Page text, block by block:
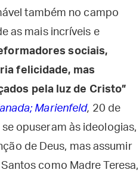
também no campo
as mais incríveis e
sociais,
felicidade, mas
pela luz de Cristo”
Marienfeld, 20 de
opuseram às ideologias,
de Deus, mas assumir
Santos como Madre Teresa,